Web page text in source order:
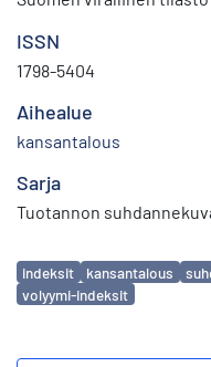
ISSN
1798-5404
Aihealue
kansantalous
Sarja
Tuotannon
Avainsanat
indeksit kansantalous
volyymi-indeksit